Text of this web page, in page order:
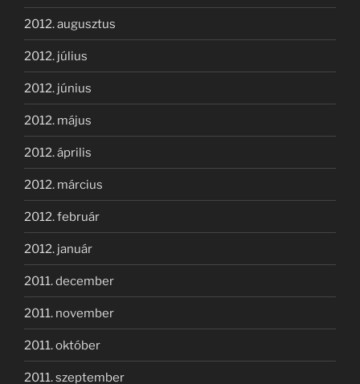
2012. augusztus
2012. július
2012. június
2012. május
2012. április
2012. március
2012. február
2012. január
2011. december
2011. november
2011. október
2011. szeptember